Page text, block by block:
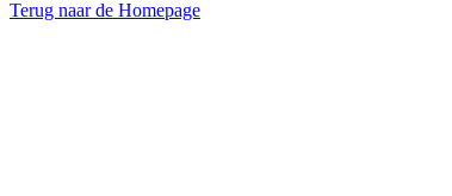
Terug naar de Homepage